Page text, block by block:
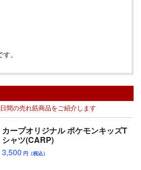
。
間の売れ筋商品をご紹介します
カープオリジナル ポケモンキッズT
シャツ(CARP)
3,500 円（税込）